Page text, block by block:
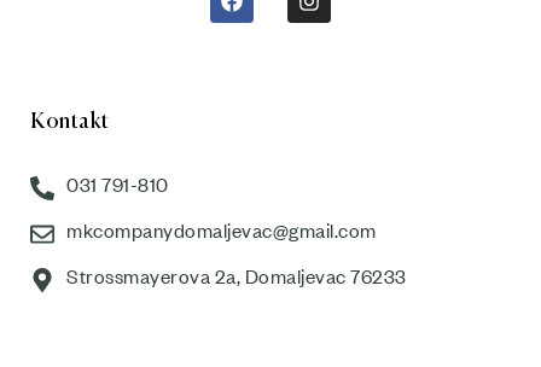
Kontakt
031 791-810
mkcompanydomaljevac@gmail.com
Strossmayerova 2a, Domaljevac 76233